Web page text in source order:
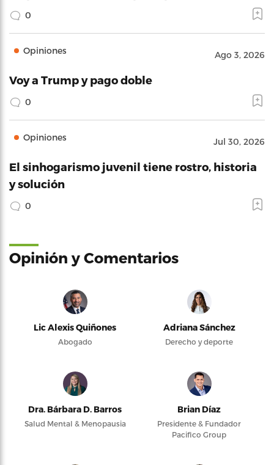
0
Opiniones Ago 3, 2026
Voy a Trump y pago doble
0
Opiniones Jul 30, 2026
El sinhogarismo juvenil tiene rostro, historia
y solución
0
Opinión y Comentarios
Lic Alexis Quiñones
Abogado
Adriana Sánchez
Derecho y deporte
Dra. Bárbara D. Barros
Salud Mental & Menopausia
Brian Díaz
Presidente & Fundador
Pacifico Group